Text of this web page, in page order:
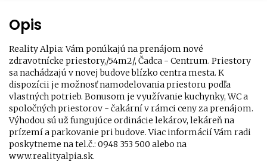
Opis
Reality Alpia: Vám ponúkajú na prenájom nové
zdravotnícke priestory,/54m2/, Čadca - Centrum. Priestory
sa nachádzajú v novej budove blízko centra mesta. K
dispozícii je možnosť namodelovania priestoru podľa
vlastných potrieb. Bonusom je využívanie kuchynky, WC a
spoločných priestorov - čakární v rámci ceny za prenájom.
Výhodou sú už fungujúce ordinácie lekárov, lekáreň na
prízemí a parkovanie pri budove. Viac informácií Vám radi
poskytneme na tel.č.: 0948 353 500 alebo na
www.realityalpia.sk.